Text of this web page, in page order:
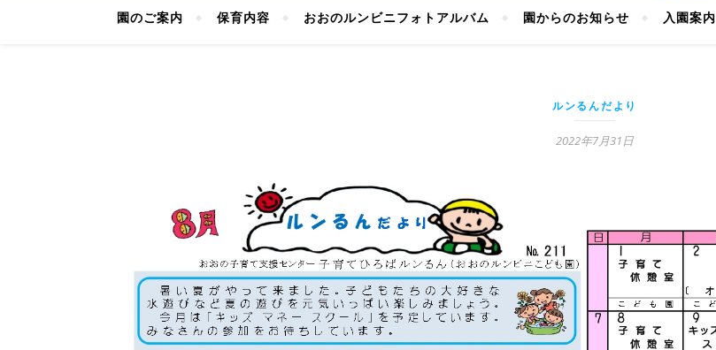
園のご案内 保育内容 おおのルンビニフォトアルバム 園からのお知らせ 入園案内
ルンるんだより
2022年7月31日